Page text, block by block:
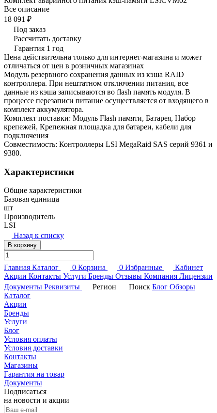
Все описание
18 091 ₽
Под заказ
Рассчитать доставку
Гарантия 1 год
Цена действительна только для интернет-магазина и может
отличаться от цен в розничных магазинах
Модуль резервного сохранения данных из кэша RAID
контроллера. При нештатном отключении питания, все
данные из кэша записываются во flash память модуля. В
процессе перезаписи питание осуществляется от входящего в
комплект аккумулятора.
Комплект поставки: Модуль Flash памяти, Батарея, Набор
крепежей, Крепежная площадка для батареи, кабели для
подключения
Совместимость: Контроллеры LSI MegaRaid SAS серий 9361 и
9380.
Характеристики
Общие характеристики
Базовая единица
шт
Производитель
LSI
Назад к списку
В корзину
Главная Каталог 0 Корзина 0 Избранные
Кабинет
Акции Контакты Услуги Бренды Отзывы Компания Лицензии
Документы Реквизиты Регион Поиск Блог Обзоры
Каталог
Акции
Бренды
Услуги
Блог
Условия оплаты
Условия доставки
Контакты
Магазины
Гарантия на товар
Документы
Подписаться
на новости и акции